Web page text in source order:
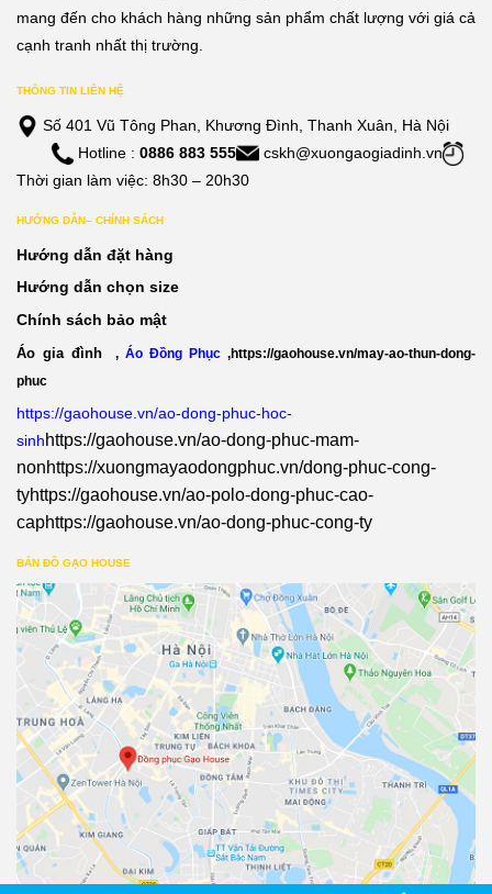
mang đến cho khách hàng những sản phẩm chất lượng với giá cả
cạnh tranh nhất thị trường.
THÔNG TIN LIÊN HỆ
Số 401 Vũ Tông Phan, Khương Đình, Thanh Xuân, Hà Nội
Hotline : 0886 883 555
cskh@xuongaogiadinh.vn
Thời gian làm việc: 8h30 – 20h30
HƯỚNG DẪN– CHÍNH SÁCH
Hướng dẫn đặt hàng
Hướng dẫn chọn size
Chính sách bảo mật
Áo gia đình , Áo Đồng Phục ,https://gaohouse.vn/may-ao-thun-dong-
phuc
https://gaohouse.vn/ao-dong-phuc-hoc-
sinhhttps://gaohouse.vn/ao-dong-phuc-mam-
nonhttps://xuongmayaodongphuc.vn/dong-phuc-cong-
tyhttps://gaohouse.vn/ao-polo-dong-phuc-cao-
caphttps://gaohouse.vn/ao-dong-phuc-cong-ty
BẢN ĐỒ GẠO HOUSE